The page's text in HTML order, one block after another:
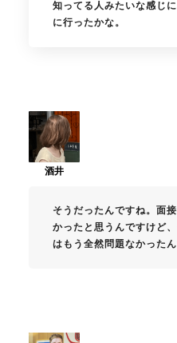
知ってる人みたいな感じ
に行ったかな。
そうだったんですね。面
かったと思うんですけど
はもう全然問題なかったん